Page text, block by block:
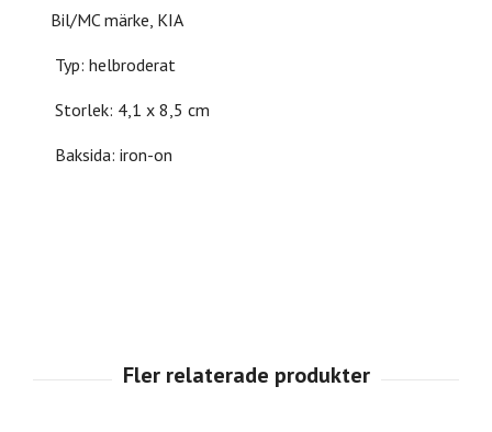
Bil/MC märke, KIA
Typ: helbroderat
Storlek: 4,1 x 8,5 cm
Baksida: iron-on